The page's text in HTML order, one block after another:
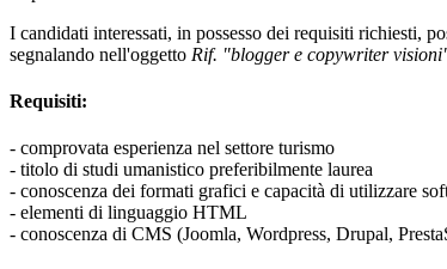
I candidati interessati, in possesso dei requisiti richiesti,
segnalando nell'oggetto Rif. "blogger e copywriter
Requisiti:
- comprovata esperienza nel settore turismo
- titolo di studi umanistico preferibilmente laurea
- conoscenza dei formati grafici e capacità di utilizzare
- elementi di linguaggio HTML
- conoscenza di CMS (Joomla, Wordpress, Drupal,